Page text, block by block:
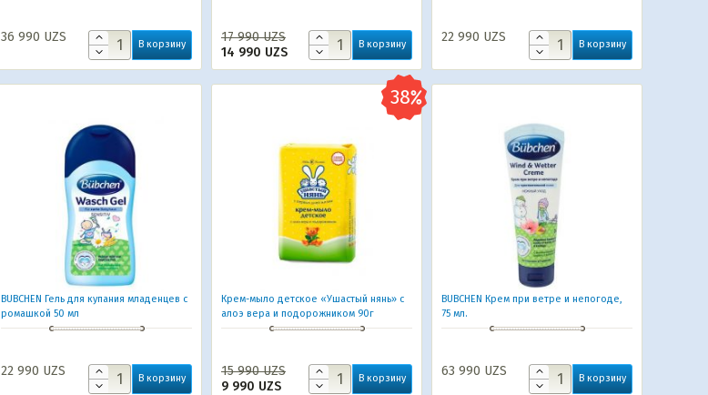
36 990 UZS В корзину 17 990UZS
14 990 UZS
В корзину 22 990 UZS В корзину
BUBCHEN Гель для купания младенцев с
ромашкой 50 мл
22 990 UZS В корзину
Крем-мыло детское «Ушастый нянь» с
алоэ вера и подорожником 90г
15 990UZS
9 990 UZS
В корзину
BUBCHEN Крем при ветре и непогоде,
75 мл.
63 990 UZS В корзину